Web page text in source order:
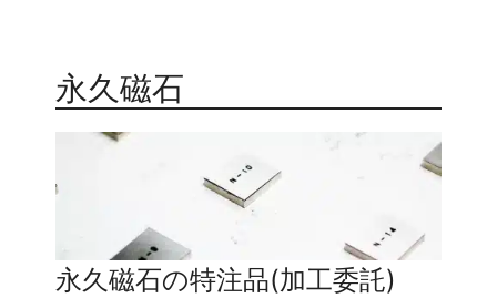
永久磁石
永久磁石の特注品(加工委託)